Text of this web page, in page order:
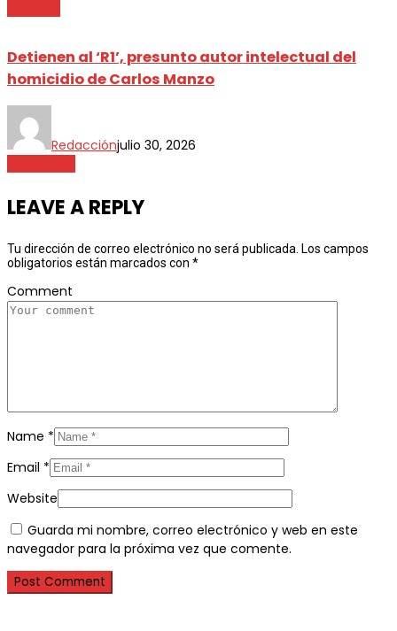
Detienen al ‘R1’, presunto autor intelectual del
homicidio de Carlos Manzo
Redacciónjulio 30, 2026
LEAVE A REPLY
Tu dirección de correo electrónico no será publicada. Los campos
obligatorios están marcados con *
Comment
Name *
Email *
Website
Guarda mi nombre, correo electrónico y web en este
navegador para la próxima vez que comente.